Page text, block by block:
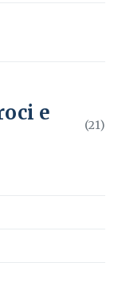
e
(21)